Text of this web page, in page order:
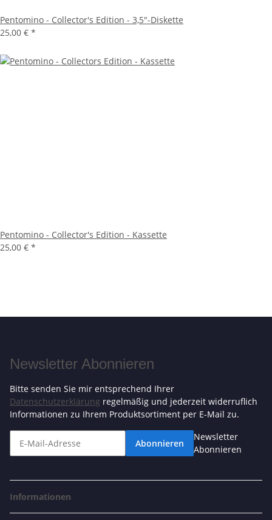
Pentomino - Collector's Edition - 3,5"-Diskette
25,00 € *
Pentomino - Collector's Edition - Kassette
25,00 € *
Newsletter Abonnieren
Bitte senden Sie mir entsprechend Ihrer
Datenschutzerklärung regelmäßig und jederzeit widerruflich
Informationen zu Ihrem Produktsortiment per E-Mail zu.
Abonnieren
Newsletter
Abonnieren
Informationen